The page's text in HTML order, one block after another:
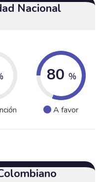
Nacional
80 %
A favor